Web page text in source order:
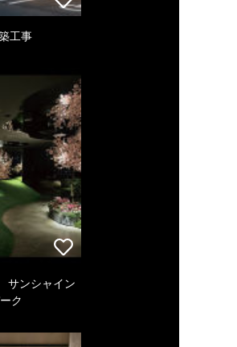
工事
サンシャイン
ク